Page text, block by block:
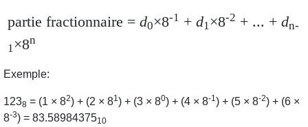
partie fractionnaire = d0×8-1 + d1×8-2 + ... + dn-
1×8n
Exemple:
1238 = (1 × 82) + (2 × 81) + (3 × 80) + (4 × 8-1) + (5 × 8-2) + (6 ×
8-3) = 83.5898437510